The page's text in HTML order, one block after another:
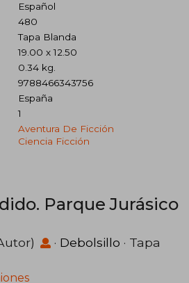
Español
480
Tapa Blanda
19.00 x 12.50
0.34 kg.
9788466343756
España
1
Aventura De Ficción
Ciencia Ficción
Parque Jurásico
· Debolsillo · Tapa